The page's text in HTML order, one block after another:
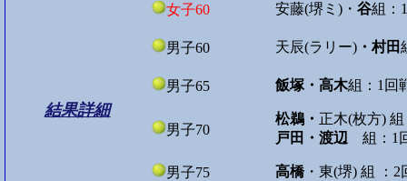
結果詳細
女子60 安藤(堺ミ)・ 谷組：
男子60 天辰(ラリー) ・村田
男子65 飯塚・高木組：1回
男子70
松鵜・ 正木(枚方)
戸田・渡辺 組：1
男子75 高橋・東(堺) 組 ：2